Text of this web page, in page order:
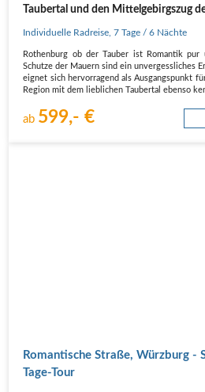
Taubertal und den Mittelgebirgszug
Individuelle Radreise ,7 Tage / 6 Nächte
Rothenburg ob der Tauber ist Romantik pur
Schutze der Mauern sind ein unvergessliches
eignet sich hervorragend als Ausgangspunkt
Region mit dem lieblichen Taubertal ebenso
ab 599,- €
Romantische Straße, Würzburg -
Tage-Tour